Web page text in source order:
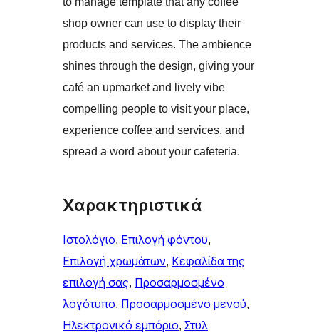
shop owner can use to display their
products and services. The ambience
shines through the design, giving your
café an upmarket and lively vibe
compelling people to visit your place,
experience coffee and services, and
spread a word about your cafeteria.
Χαρακτηριστικά
Ιστολόγιο, Επιλογή φόντου
Επιλογή χρωμάτων, Κεφαλίδα της
επιλογή σας, Προσαρμοσμένο
λογότυπο, Προσαρμοσμένο μενού
Ηλεκτρονικό εμπόριο, Στυλ